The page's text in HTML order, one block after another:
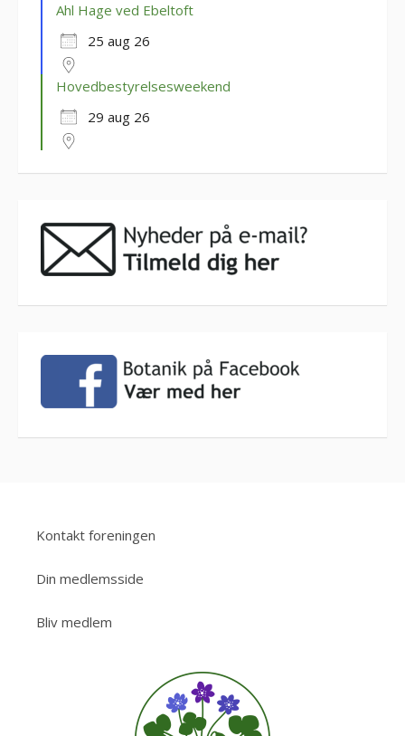
Ahl Hage ved Ebeltoft
25 aug 26
Hovedbestyrelsesweekend
29 aug 26
Kontakt foreningen
Din medlemsside
Bliv medlem